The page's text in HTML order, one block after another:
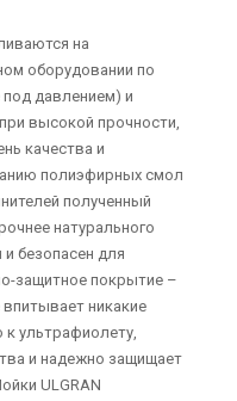
на
оборудовании по
под давлением) и
высокой прочности,
качества и
полиэфирных смол
полученный
натурального
безопасен для
защитное покрытие –
никакие
к ультрафиолету,
и надежно защищает
ULGRAN